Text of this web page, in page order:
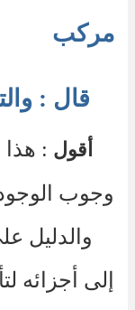
مركب
قال :
أقول: هذا
وجوب الوجود
والدليل
إلى أجزائه